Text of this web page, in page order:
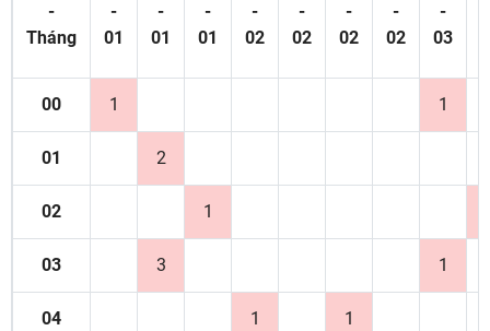
-
Tháng
-
01
-
01
-
01
-
02
-
02
-
02
-
02
-
03
00 1 1
01 2
02 1
03 3 1
04 1 1